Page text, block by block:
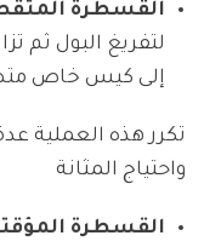
القسطرة
لتفريغ البول ثم
إلى كيس خاص
تكرر هذه العملية
واحتياج المثانة
القسطرة